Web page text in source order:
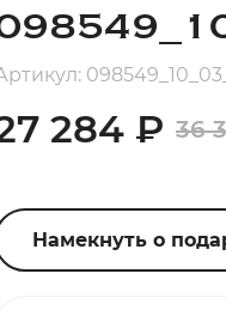
284 ₽ 36
Намекнуть о